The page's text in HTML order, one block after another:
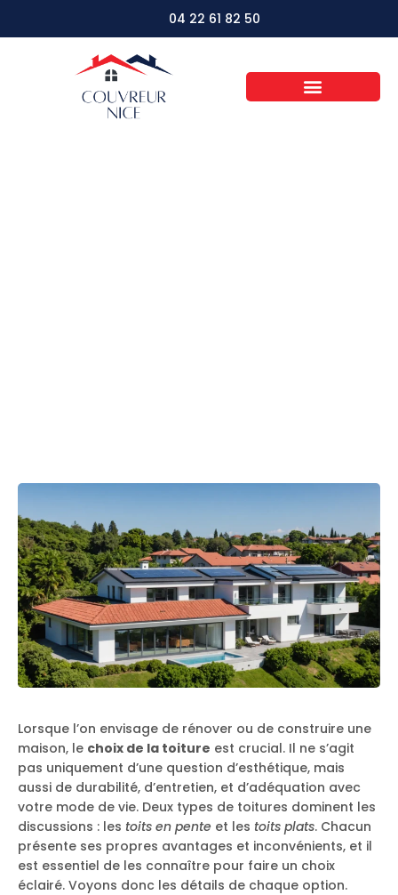
04 22 61 82 50
Lorsque l’on envisage de rénover ou de construire une
maison, le choix de la toiture est crucial. Il ne s’agit
pas uniquement d’une question d’esthétique, mais
aussi de durabilité, d’entretien, et d’adéquation avec
votre mode de vie. Deux types de toitures dominent les
discussions : les toits en pente et les toits plats. Chacun
présente ses propres avantages et inconvénients, et il
est essentiel de les connaître pour faire un choix
éclairé. Voyons donc les détails de chaque option.